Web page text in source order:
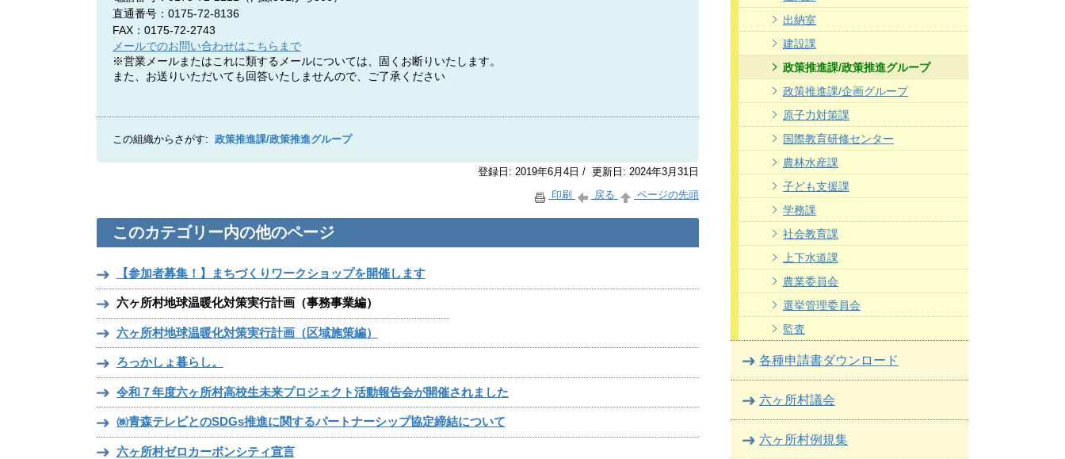
出納室
建設課
政策推進課/政策推進グループ
政策推進課/企画グループ
原子力対策課
国際教育研修センター
農林水産課
子ども支援課
学務課
社会教育課
上下水道課
農業委員会
選挙管理委員会
監査
各種申請書ダウンロード
六ヶ所村議会
六ヶ所村例規集
直通番号：0175-72-8136
FAX：0175-72-2743
メールでのお問い合わせはこちらまで
※営業メールまたはこれに類するメールについては、固くお断りいたします。
また、お送りいただいても回答いたしませんので、ご了承ください
この組織からさがす: 政策推進課/政策推進グループ
登録日: 2019年6月4日 / 更新日: 2024年3月31日
印刷
戻る ページの先頭
このカテゴリー内の他のページ
【参加者募集！】まちづくりワークショップを開催します
六ヶ所村地球温暖化対策実行計画（事務事業編）
六ヶ所村地球温暖化対策実行計画（区域施策編）
ろっかしょ暮らし。
令和７年度六ヶ所村高校生未来プロジェクト活動報告会が開催されました
㈱青森テレビとのSDGs推進に関するパートナーシップ協定締結について
六ヶ所村ゼロカーボンシティ宣言